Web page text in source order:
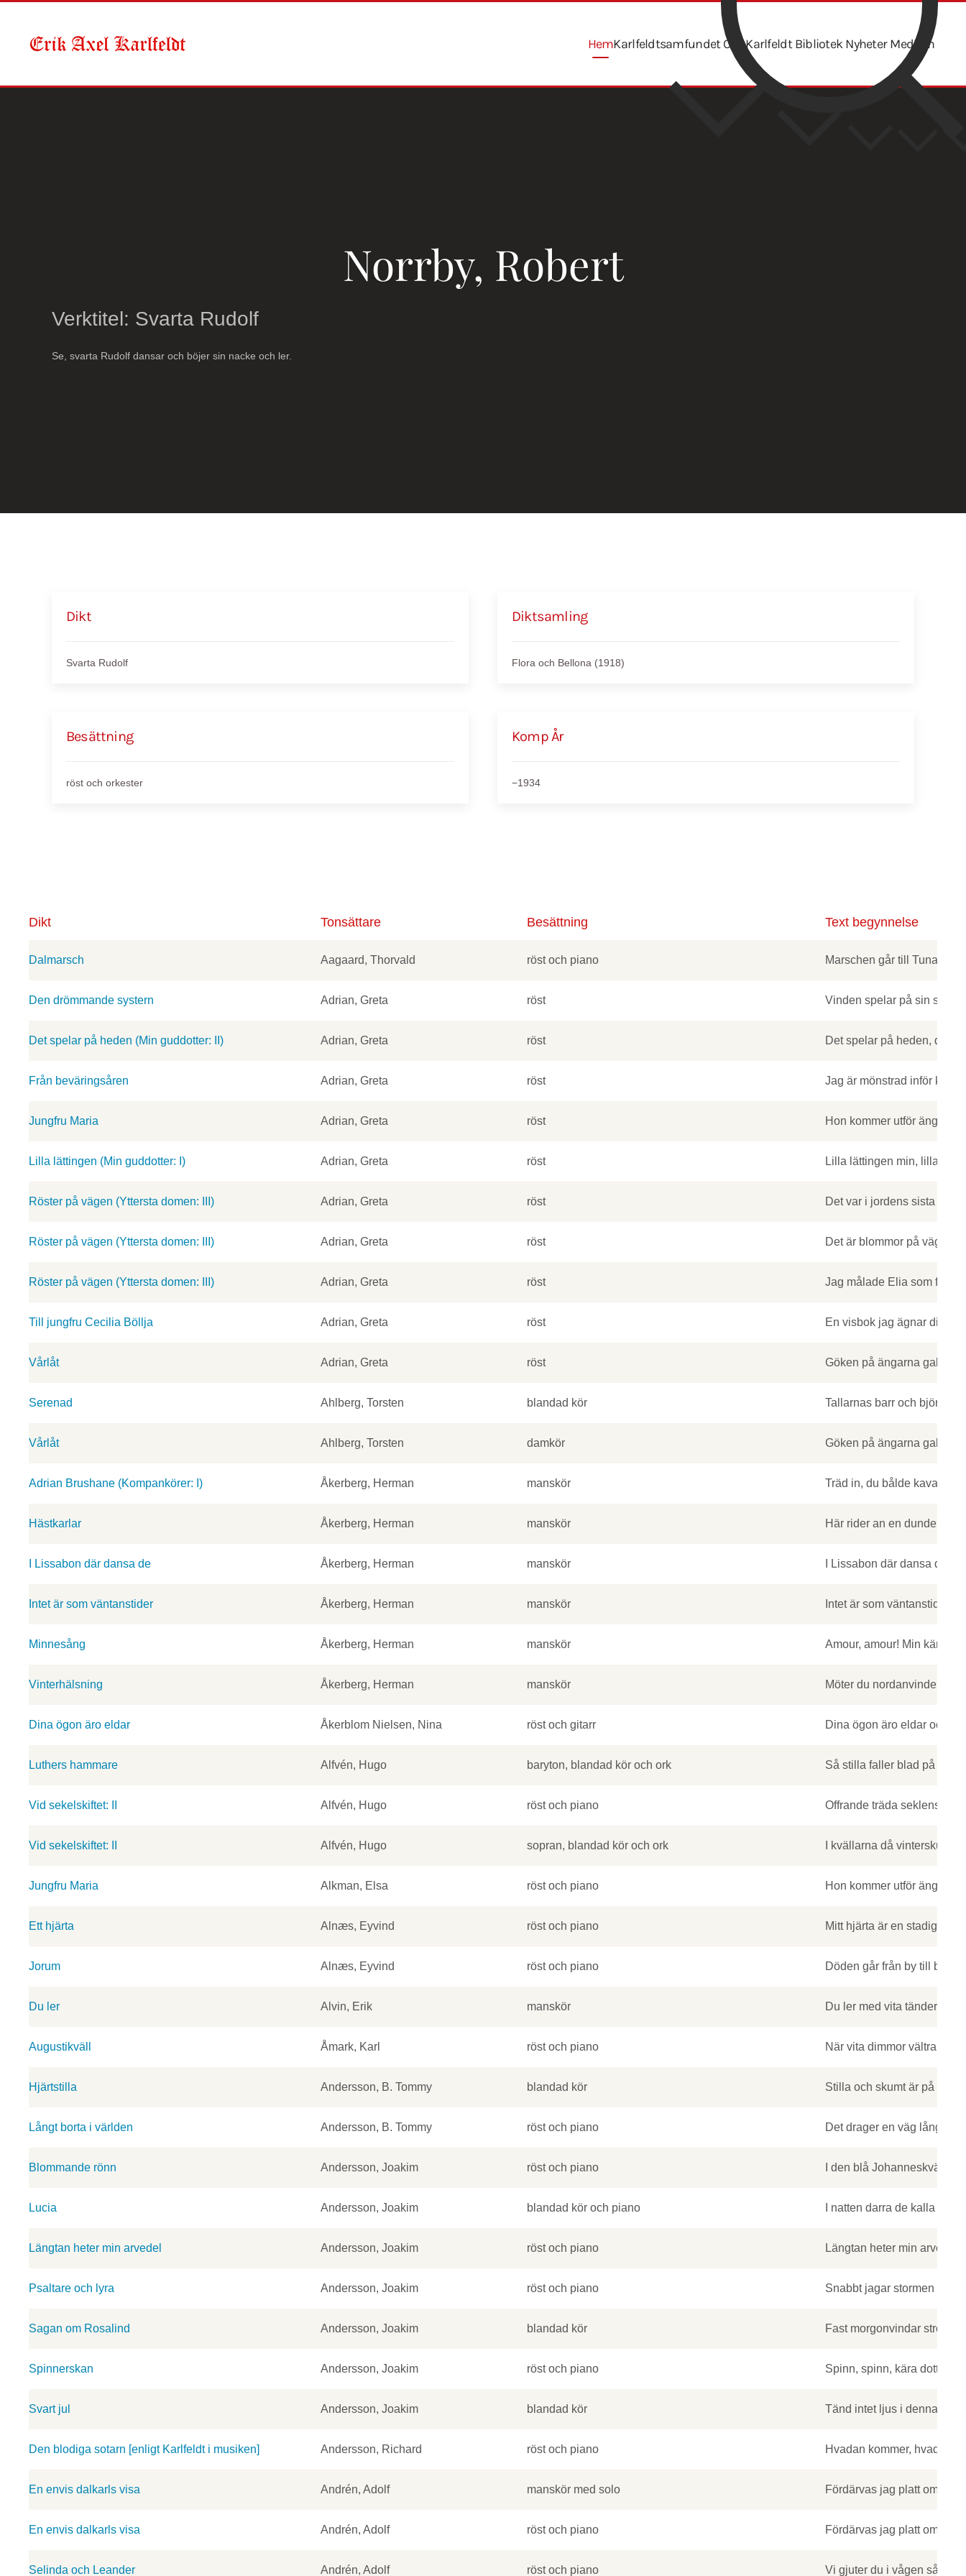
Skip to main content HemKarlfeldtsamfundet Om Karlfeldt Bibliotek Nyheter Medlem
Norrby, Robert
Verktitel: Svarta Rudolf
Se, svarta Rudolf dansar och böjer sin nacke och ler.
Dikt
Svarta Rudolf
Diktsamling
Flora och Bellona (1918)
Besättning
röst och orkester
Komp År
−1934
Dikt Tonsättare Besättning Text begynnelse
Dalmarsch Aagaard, Thorvald röst och piano Marschen går till Tuna
Den drömmande systern Adrian, Greta röst Vinden spelar på sin sträng
Det spelar på heden (Min guddotter: II) Adrian, Greta röst Det spelar på heden, det
Från beväringsåren Adrian, Greta röst Jag är mönstrad inför
Jungfru Maria Adrian, Greta röst Hon kommer utför ängarna
Lilla lättingen (Min guddotter: I) Adrian, Greta röst Lilla lättingen min, lilla
Röster på vägen (Yttersta domen: III) Adrian, Greta röst Det var i jordens sista vår
Röster på vägen (Yttersta domen: III) Adrian, Greta röst Det är blommor på vägen
Röster på vägen (Yttersta domen: III) Adrian, Greta röst Jag målade Elia som far till
Till jungfru Cecilia Böllja Adrian, Greta röst En visbok jag ägnar dig,
Vårlåt Adrian, Greta röst Göken på ängarna gal i
Serenad Ahlberg, Torsten blandad kör Tallarnas barr och
Vårlåt Ahlberg, Torsten damkör Göken på ängarna gal i
Adrian Brushane (Kompankörer: I) Åkerberg, Herman manskör Träd in, du bålde kavaljer
Hästkarlar Åkerberg, Herman manskör Här rider an en dunderkarl
I Lissabon där dansa de Åkerberg, Herman manskör I Lissabon där dansa de
Intet är som väntanstider Åkerberg, Herman manskör Intet är som väntanstider,
Minnesång Åkerberg, Herman manskör Amour, amour! Min kärlek
Vinterhälsning Åkerberg, Herman manskör Möter du nordanvinden,
Dina ögon äro eldar Åkerblom Nielsen, Nina röst och gitarr Dina ögon äro eldar och
Luthers hammare Alfvén, Hugo baryton, blandad kör och ork Så stilla faller blad på blad
Vid sekelskiftet: II Alfvén, Hugo röst och piano Offrande träda seklens mör
Vid sekelskiftet: II Alfvén, Hugo sopran, blandad kör och ork I kvällarna då
Jungfru Maria Alkman, Elsa röst och piano Hon kommer utför ängarna
Ett hjärta Alnæs, Eyvind röst och piano Mitt hjärta är en stadig bälg
Jorum Alnæs, Eyvind röst och piano Döden går från by till by
Du ler Alvin, Erik manskör Du ler med vita tänder och
Augustikväll Åmark, Karl röst och piano När vita dimmor vältra sig
Hjärtstilla Andersson, B. Tommy blandad kör Stilla och skumt är på
Långt borta i världen Andersson, B. Tommy röst och piano Det drager en väg långt
Blommande rönn Andersson, Joakim röst och piano I den blå Johanneskvällen
Lucia Andersson, Joakim blandad kör och piano I natten darra de kalla väder
Längtan heter min arvedel Andersson, Joakim röst och piano Längtan heter min arvedel,
Psaltare och lyra Andersson, Joakim röst och piano Snabbt jagar stormen våra
Sagan om Rosalind Andersson, Joakim blandad kör Fast morgonvindar
Spinnerskan Andersson, Joakim röst och piano Spinn, spinn, kära dotter,
Svart jul Andersson, Joakim blandad kör Tänd intet ljus i denna
Den blodiga sotarn [enligt Karlfeldt i musiken] Andersson, Richard röst och piano Hvadan kommer, hvadan
En envis dalkarls visa Andrén, Adolf manskör med solo Fördärvas jag platt om jag
En envis dalkarls visa Andrén, Adolf röst och piano Fördärvas jag platt om jag
Selinda och Leander Andrén, Adolf röst och piano Vi gjuter du i vågen så